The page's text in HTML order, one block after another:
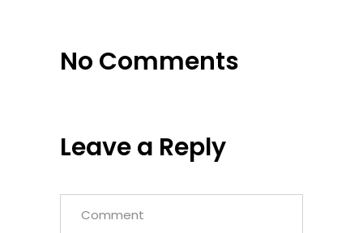
No Comments
Leave a Reply